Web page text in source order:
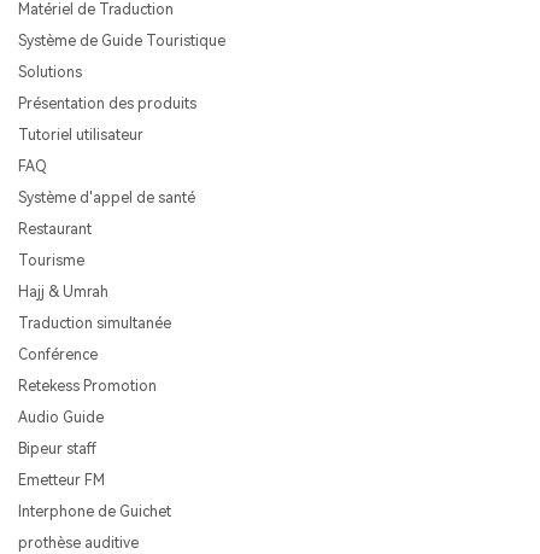
Matériel de Traduction
Système de Guide Touristique
Solutions
Présentation des produits
Tutoriel utilisateur
FAQ
Système d'appel de santé
Restaurant
Tourisme
Hajj & Umrah
Traduction simultanée
Conférence
Retekess Promotion
Audio Guide
Bipeur staff
Emetteur FM
Interphone de Guichet
prothèse auditive